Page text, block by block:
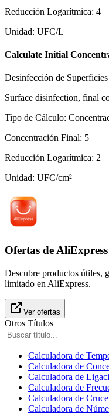
Reducción Logarítmica: 4
Unidad: UFC/L
Calculate Initial
Desinfección de Superficies
Surface disinfection, final
Tipo de Cálculo:
Concentración Final: 5
Reducción Logarítmica: 2
Unidad: UFC/cm²
Ofertas de AliExpress
Descubre productos útiles,
limitado en AliExpress.
Ver ofertas
Otros Títulos
Calculadora de
Calculadora de
Calculadora de
Calculadora de
Calculadora de
Calculadora de